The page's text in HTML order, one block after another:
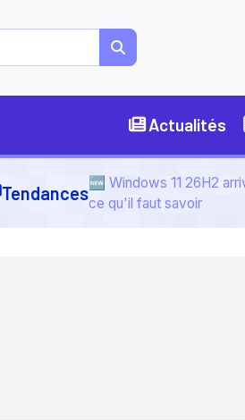
Actualités
Tendances🆕 Windows 11 26H2
ce qu'il faut savoir